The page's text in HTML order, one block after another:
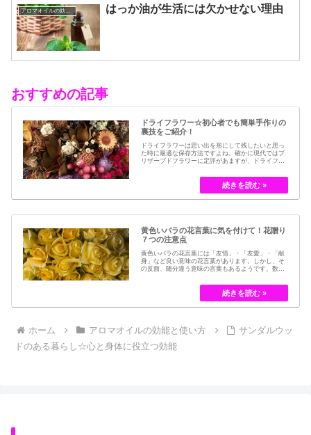
はっか油が生活には欠かせない理由
おすすめの記事
ドライフラワー☆初心者でも簡単手作りの
裏技をご紹介！
ドライフラワーは思い出を形にして残したいと思っ
た時に最適な保存方法ですよね。確かに現代ではブ
リザーブドフラワーに定評があますが、ドライフラ
とつです。結婚式のブーケなどに使われた花など、
今では押し花のサービスが有名ですが、昔はドライ
フラワーでも保存されてきました。30代以降の…
黄色いバラの花言葉に気を付けて！花贈り
７つの注意点
黄色いバラの花言葉には「友情」・「友愛」・「献
身」など良い意味の花言葉があります。しかし、そ
の反面、随分違う意味の言葉もあるようです。数多
ローズである「ハイブリット・ティー」の中には、
黄色のバラというのは、存在していませんでした。
しかし、フランスの園芸家ジョセフ・ペルネ＝デ…
ホーム アロマオイルの効能と使い方
サンダルウッ
ドのある暮らし☆心と身体に役立つ効能